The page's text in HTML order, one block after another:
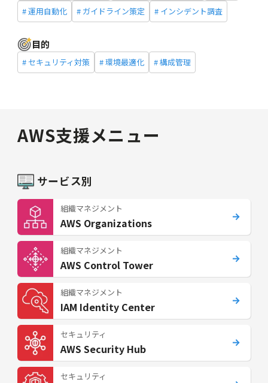
# 運用自動化
# ガイドライン策定 # インシデント調査
目的
# セキュリティ対策 # 環境最適化 # 構成管理
AWS支援メニュー
サービス別
組織マネジメント
AWS Organizations
組織マネジメント
AWS Control Tower
組織マネジメント
IAM Identity Center
セキュリティ
AWS Security Hub
セキュリティ